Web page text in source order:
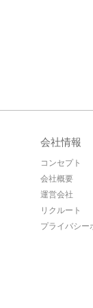
会社情報
コンセプト
会社概要
運営会社
リクルート
プライバシー